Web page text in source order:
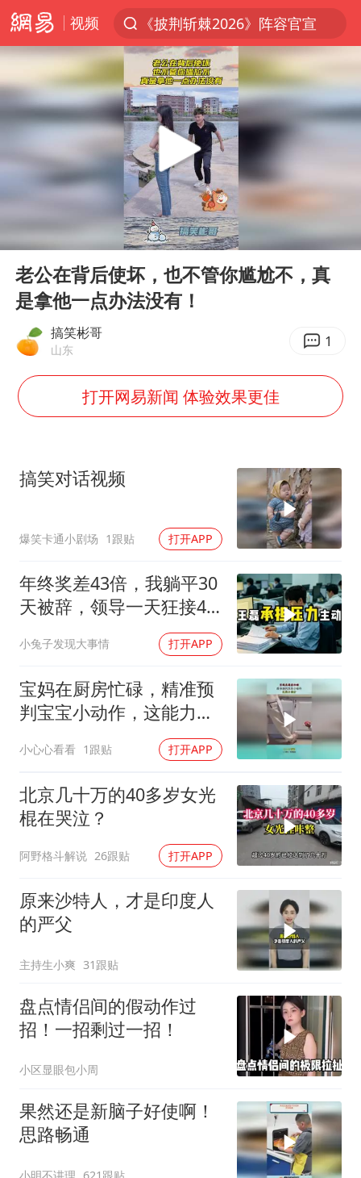
视频
《披荆斩棘2026》阵容官宣
俄称边境州遭乌大规模袭击已致13伤
杭州机场已取消航班388架次
白海豚北上或致京津冀暴雨
美将每月供乌爱国者拦截导弹
10余省份将出现强风雨 局地特大暴雨
新疆一婚礼线上邀请引热议
《龙餐馆》 冲奖
韩军前线部队连曝丑闻
云南一男子胃中取出180颗铁钉
奋力开创中国式现代化建设新局面
Play
00:00
老公在背后使坏，也不管你尴尬不，真
是拿他一点办法没有！
搞笑彬哥
山东 1
打开网易新闻 体验效果更佳
搞笑对话视频
爆笑卡通小剧场 1跟贴 打开APP
年终奖差43倍，我躺平30
天被辞，领导一天狂接47
小兔子发现大事情 打开APP
宝妈在厨房忙碌，精准预
判宝宝小动作，这能力满
小心心看看 1跟贴 打开APP
北京几十万的40多岁女光
棍在哭泣？
阿野格斗解说 26跟贴 打开APP
原来沙特人，才是印度人
的严父
主持生小爽 31跟贴
盘点情侣间的假动作过
招！一招剩过一招！
小区显眼包小周
果然还是新脑子好使啊！
思路畅通